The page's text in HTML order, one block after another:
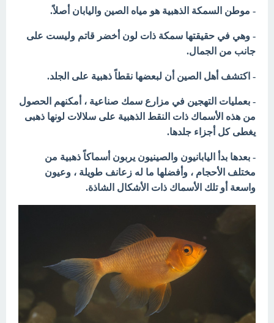
- موطن السمكة الذهبية هو مياه الصين واليابان أصلاً.
- وهي في حقيقتها سمكة ذات لون أخضر قاتم وليست على
جانب من الجمال.
- اكتشف أهل الصين أن لبعضها نقطاً ذهبية على الجلد.
- بعمليات التهجين في مزارع سمك صناعية ، أمكنهم الحصول
من هذه الأسماك ذات النقط الذهبية على سلالات لونها ذهبى
يغطى كل أجزاء جلدها.
- بعدها بدأ اليابانيون والصينيون يربون أسماكاً ذهبية من
مختلف الأحجام ، وأفضلها ما له زعانف طويلة ، وعيون
واسعة أو تلك الأسماك ذات الأشكال الشاذة.